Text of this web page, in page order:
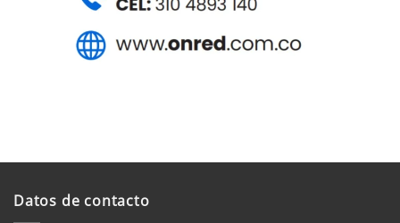
Datos de contacto